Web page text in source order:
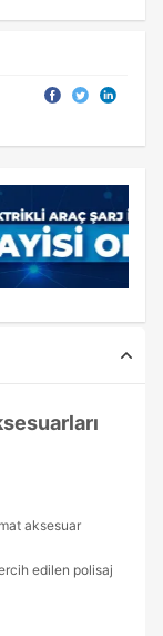
aksesuar
edilen polisaj